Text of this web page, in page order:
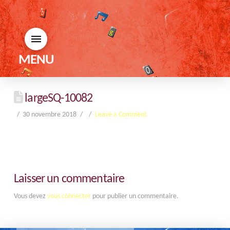
MENU
largeSQ-10082
30 novembre 2018 Leave a Comment
Laisser un commentaire
Vous devez vous connecterpour publier un commentaire.